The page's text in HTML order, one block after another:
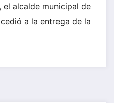
el alcalde municipal de
a la entrega de la